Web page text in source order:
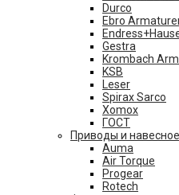
Durco
Ebro
Gestra
Krombach
KSB
Leser
Spirax Sarco
Xomox
ГОСТ
Приводы и
Auma
Air Torque
Progear
Rotech